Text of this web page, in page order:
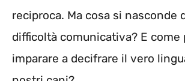
reciproca. Ma cosa si nasconde
difficoltà comunicativa? E come
imparare a decifrare il vero